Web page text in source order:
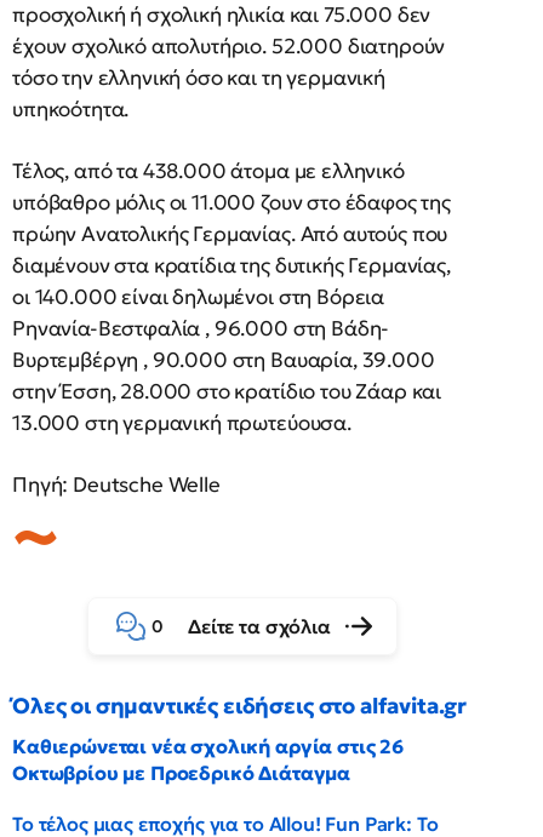
προσχολική ή σχολική ηλικία και 75.000 δεν
έχουν σχολικό απολυτήριο. 52.000 διατηρούν
τόσο την ελληνική όσο και τη γερμανική
υπηκοότητα.
Τέλος, από τα 438.000 άτομα με ελληνικό
υπόβαθρο μόλις οι 11.000 ζουν στο έδαφος της
πρώην Ανατολικής Γερμανίας. Από αυτούς που
διαμένουν στα κρατίδια της δυτικής Γερμανίας,
οι 140.000 είναι δηλωμένοι στη Βόρεια
Ρηνανία-Βεστφαλία , 96.000 στη Βάδη-
Βυρτεμβέργη , 90.000 στη Βαυαρία, 39.000
στην Έσση, 28.000 στο κρατίδιο του Ζάαρ και
13.000 στη γερμανική πρωτεύουσα.
Πηγή: Deutsche Welle
0 Δείτε τα σχόλια
Όλες οι σημαντικές ειδήσεις στο alfavita.gr
Καθιερώνεται νέα σχολική αργία στις 26
Οκτωβρίου με Προεδρικό Διάταγμα
Το τέλος μιας εποχής για το Allou! Fun Park: Το